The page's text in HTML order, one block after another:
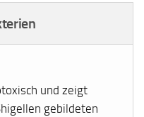
und zeigt
gebildeten